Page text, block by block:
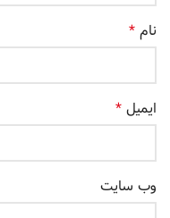
نام*
ایمیل*
وب‌ سایت